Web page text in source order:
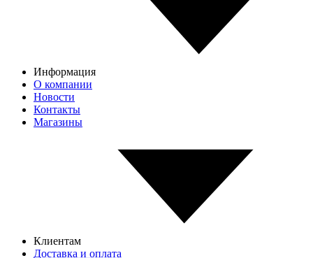
Информация
О компании
Новости
Контакты
Магазины
Клиентам
Доставка и оплата